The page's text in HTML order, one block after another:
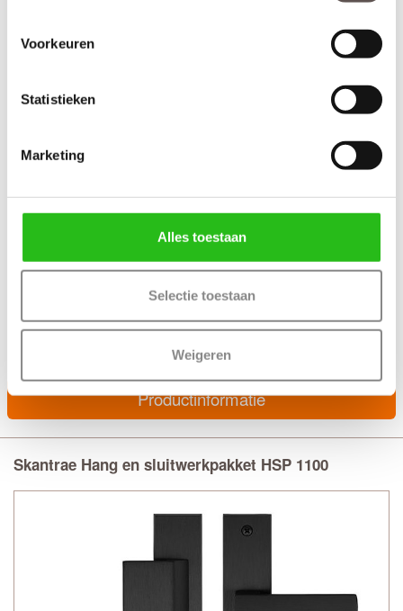
Voorkeuren
Statistieken
Marketing
Alles toestaan
Selectie toestaan
Weigeren
+ 3-puntssluiting model krukbediend
+ Veilig SKG*** deurbeslag met PC maat 72
+ 4 AXA veiligheidsscharnieren met dievenpen
Productinformatie
Skantrae Hang en sluitwerkpakket HSP 1100